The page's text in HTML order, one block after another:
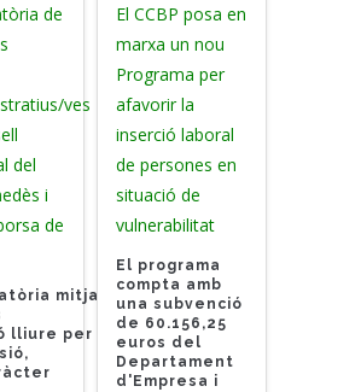
de
ves
del
i
de
mitjançant
lliure per
El CCBP posa en
marxa un nou
Programa per
afavorir la
inserció laboral
de persones en
situació de
vulnerabilitat
El programa
compta amb
una subvenció
de 60.156,25
euros del
Departament
d'Empresa i